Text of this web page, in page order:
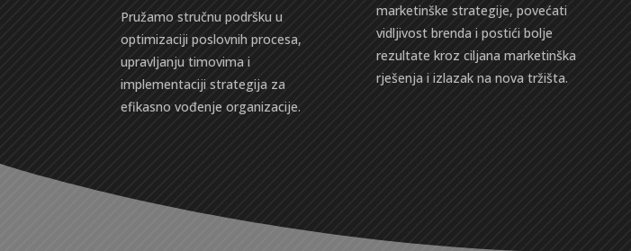
Pružamo stručnu podršku u
optimizaciji poslovnih procesa,
upravljanju timovima i
implementaciji strategija za
efikasno vođenje organizacije.
marketinške strategije, povećati
vidljivost brenda i postići bolje
rezultate kroz ciljana marketinška
rješenja i izlazak na nova tržišta.